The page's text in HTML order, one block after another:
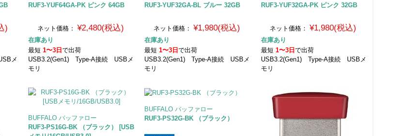
)
メ
RUF3-YUF64GA-PK ピンク 64GB
ネット価格： ¥2,480(税込)
在庫あり
最短1〜3日で出荷
USB3.2(Gen1) Type-A接続 USBメ
モリ
RUF3-YUF32GA-BL ブルー 32GB
ネット価格： ¥1,980(税込)
在庫あり
最短1〜3日で出荷
USB3.2(Gen1) Type-A接続 USBメ
モリ
RUF3-YUF32GA-PK ピンク 32GB
ネット価格： ¥1,980(税込)
在庫あり
最短 1〜3日 で出荷
USB3.2(Gen1) Type-A接続 USBメ
モリ
BUFFALO バッファロー
RUF3-PS16G-BK （ブラック） [USB
BUFFALO バッファロー
RUF3-PS32G-BK （ブラック）